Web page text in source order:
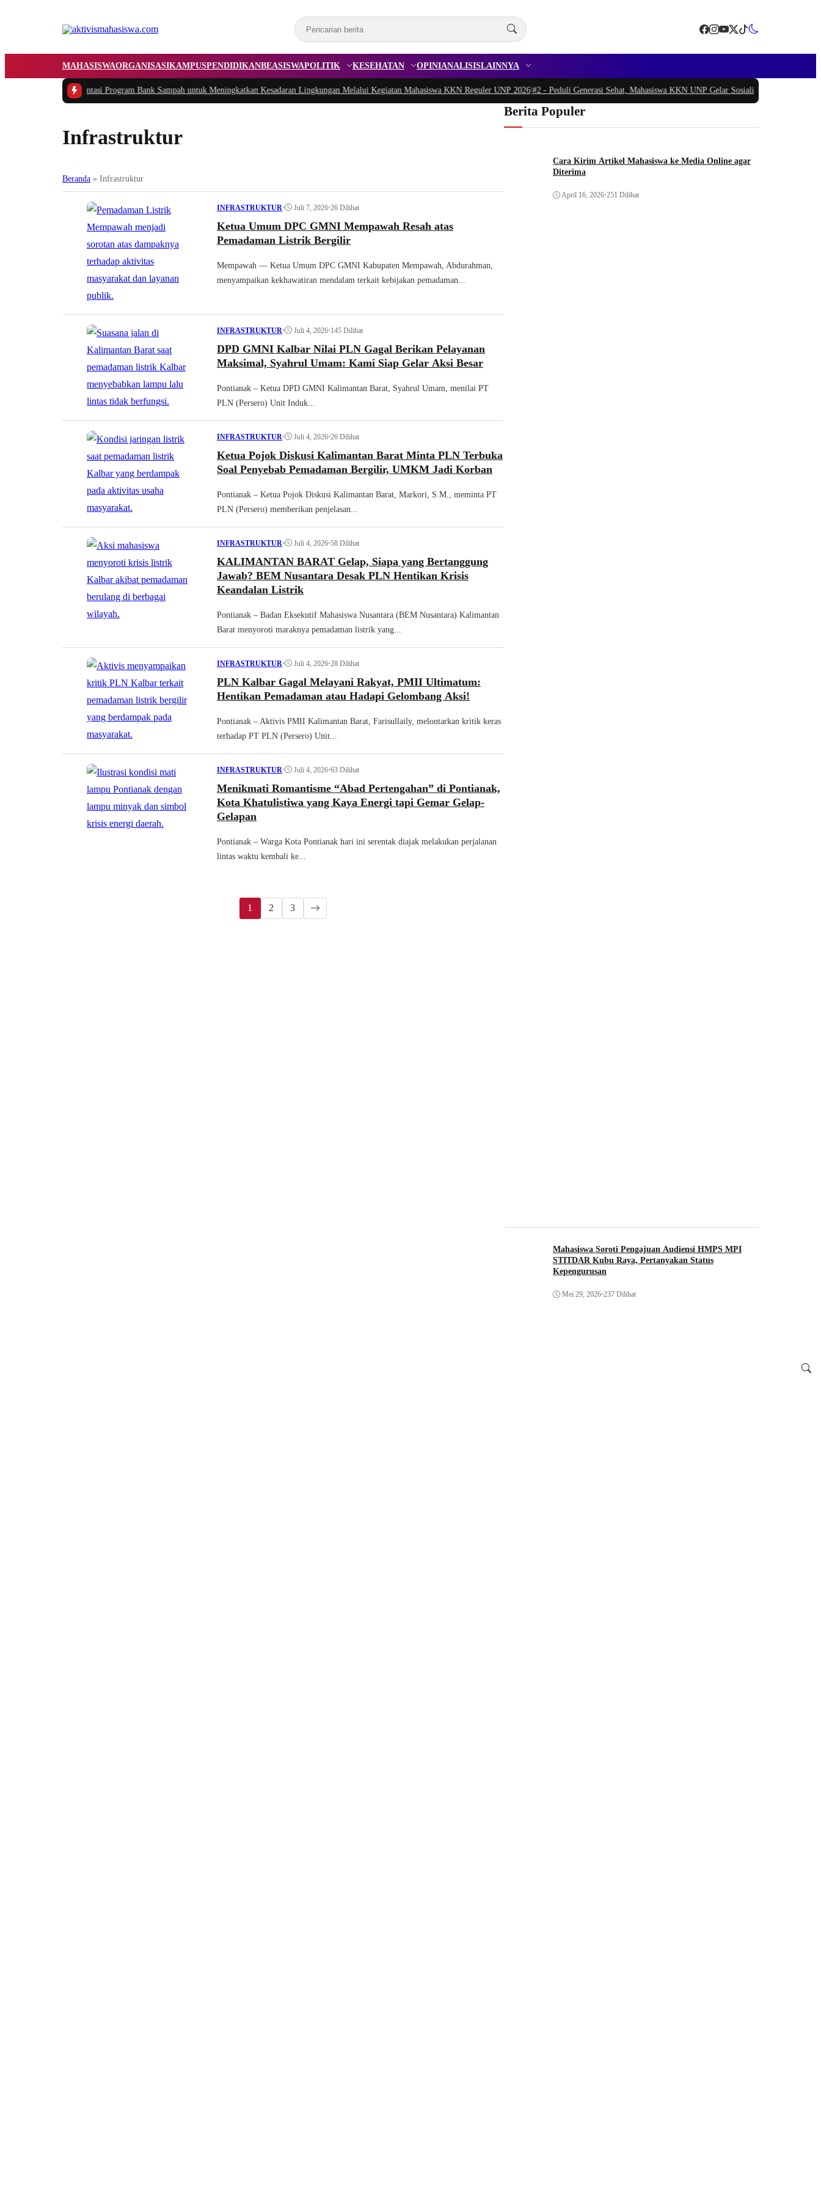
MAHASISWAORGANISASIKAMPUSPENDIDIKANBEASISWAPOLITIK KESEHATAN OPINIANALISISLAINNYA
dan Implementasi Program Bank Sampah untuk Meningkatkan Kesadaran Lingkungan Melalui Kegiatan Mahasiswa KKN Reguler UNP 2026|#2 -Peduli Generasi Sehat, Mahasiswa KKN UNP Gelar Sosialisasi Pencegahan
Infrastruktur
Beranda » Infrastruktur
INFRASTRUKTUR• Juli 7, 2026•26 Dilihat
Ketua Umum DPC GMNI Mempawah Resah atas
Pemadaman Listrik Bergilir
Mempawah — Ketua Umum DPC GMNI Kabupaten Mempawah, Abdurahman,
menyampaikan kekhawatiran mendalam terkait kebijakan pemadaman...
INFRASTRUKTUR• Juli 4, 2026•145 Dilihat
DPD GMNI Kalbar Nilai PLN Gagal Berikan Pelayanan
Maksimal, Syahrul Umam: Kami Siap Gelar Aksi Besar
Pontianak – Ketua DPD GMNI Kalimantan Barat, Syahrul Umam, menilai PT
PLN (Persero) Unit Induk...
INFRASTRUKTUR• Juli 4, 2026•26 Dilihat
Ketua Pojok Diskusi Kalimantan Barat Minta PLN Terbuka
Soal Penyebab Pemadaman Bergilir, UMKM Jadi Korban
Pontianak – Ketua Pojok Diskusi Kalimantan Barat, Markori, S.M., meminta PT
PLN (Persero) memberikan penjelasan...
INFRASTRUKTUR• Juli 4, 2026•58 Dilihat
KALIMANTAN BARAT Gelap, Siapa yang Bertanggung
Jawab? BEM Nusantara Desak PLN Hentikan Krisis
Keandalan Listrik
Pontianak – Badan Eksekutif Mahasiswa Nusantara (BEM Nusantara) Kalimantan
Barat menyoroti maraknya pemadaman listrik yang...
INFRASTRUKTUR• Juli 4, 2026•28 Dilihat
PLN Kalbar Gagal Melayani Rakyat, PMII Ultimatum:
Hentikan Pemadaman atau Hadapi Gelombang Aksi!
Pontianak – Aktivis PMII Kalimantan Barat, Farisullaily, melontarkan kritik keras
terhadap PT PLN (Persero) Unit...
INFRASTRUKTUR• Juli 4, 2026•63 Dilihat
Menikmati Romantisme “Abad Pertengahan” di Pontianak,
Kota Khatulistiwa yang Kaya Energi tapi Gemar Gelap-
Gelapan
Pontianak – Warga Kota Pontianak hari ini serentak diajak melakukan perjalanan
lintas waktu kembali ke...
1 2 3
Berita Populer
Cara Kirim Artikel Mahasiswa ke Media Online agar
Diterima
April 16, 2026•251 Dilihat
Mahasiswa Soroti Pengajuan Audiensi HMPS MPI
STITDAR Kubu Raya, Pertanyakan Status
Kepengurusan
Mei 29, 2026•237 Dilihat